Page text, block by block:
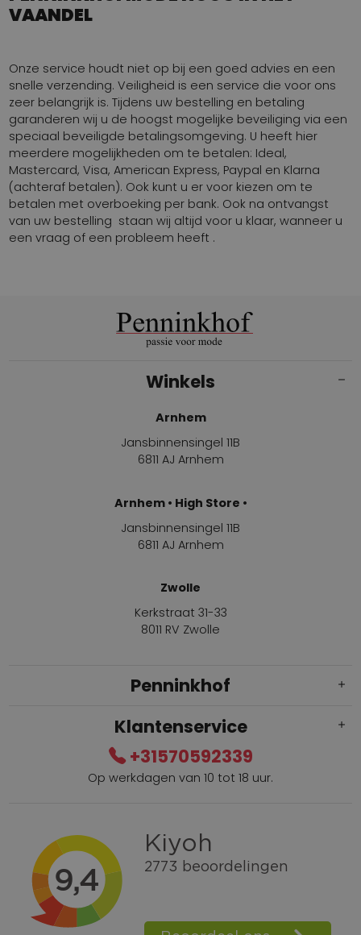
VAANDEL
Onze service houdt niet op bij een goed advies en een
snelle verzending. Veiligheid is een service die voor ons
zeer belangrijk is. Tijdens uw bestelling en betaling
garanderen wij u de hoogst mogelijke beveiliging via een
speciaal beveiligde betalingsomgeving. U heeft hier
meerdere mogelijkheden om te betalen: Ideal,
Mastercard, Visa, American Express, Paypal en Klarna
(achteraf betalen). Ook kunt u er voor kiezen om te
betalen met overboeking per bank. Ook na ontvangst
van uw bestelling staan wij altijd voor u klaar, wanneer u
een vraag of een probleem heeft .
Winkels
Arnhem
Jansbinnensingel 11B
6811 AJ Arnhem
Arnhem • High Store •
Jansbinnensingel 11B
6811 AJ Arnhem
Zwolle
Kerkstraat 31-33
8011 RV Zwolle
Penninkhof
Gratis verzending vanaf € 100,=
Bel +31570592339
Spaarpunten
Shop the Look
Klantenservice
+31570592339
Op werkdagen van 10 tot 18 uur.